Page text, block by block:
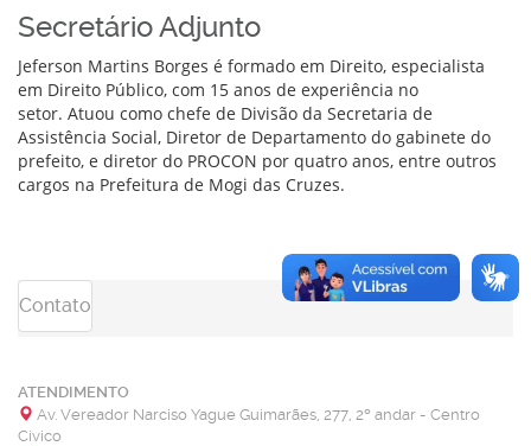
Secretário Adjunto
Jeferson Martins Borges é formado em Direito, especialista
em Direito Público, com 15 anos de experiência no
setor. Atuou como chefe de Divisão da Secretaria de
Assistência Social, Diretor de Departamento do gabinete do
prefeito, e diretor do PROCON por quatro anos, entre outros
cargos na Prefeitura de Mogi das Cruzes.
Contato
ATENDIMENTO
Av. Vereador Narciso Yague Guimarães, 277, 2º andar - Centro
Cívico